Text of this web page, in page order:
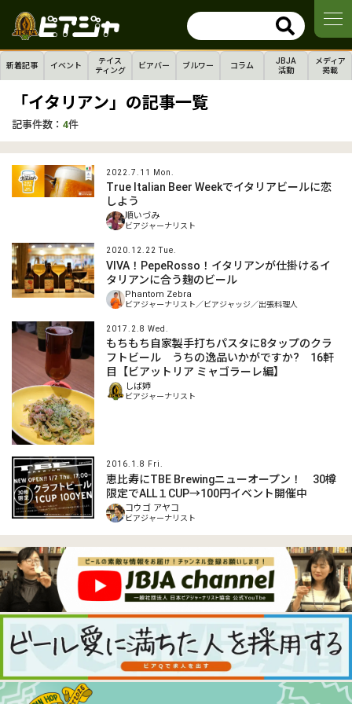
新着記事 イベント
テイス
ティング
ビアバー ブルワー コラム
JBJA
活動
メディア
掲載
「イタリアン」の記事一覧
記事件数： 4件
2022.7.11 Mon.
True Italian Beer Weekでイタリアビールに恋
しよう
順いづみ
ビアジャーナリスト
2020.12.22 Tue.
VIVA！PepeRosso！イタリアンが仕掛けるイ
タリアンに合う麹のビール
Phantom Zebra
ビアジャーナリスト／ビアジャッジ／出張料理人
2017.2.8 Wed.
もちもち自家製手打ちパスタに8タップのクラ
フトビール うちの逸品いかがですか? 16軒
目【ビアットリア ミャゴラーレ編】
しば姉
ビアジャーナリスト
2016.1.8 Fri.
恵比寿にTBE Brewingニューオープン！ 30樽
限定でALL１CUP→100円イベント開催中
コウゴ アヤコ
ビアジャーナリスト